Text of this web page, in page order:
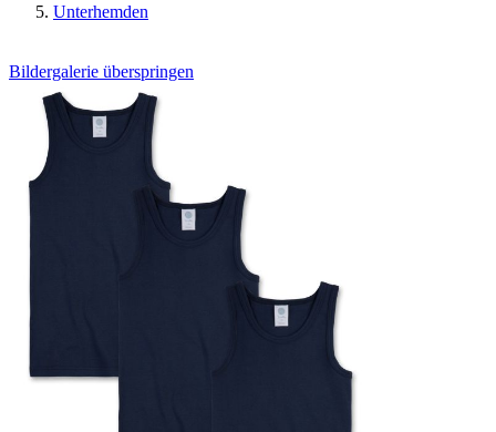
Unterhemden
Bildergalerie überspringen